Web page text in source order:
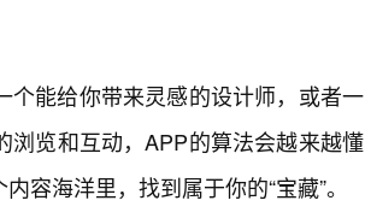
能给你带来灵感的设计师，或者一
览和互动，APP的算法会越来越懂
容海洋里，找到属于你的“宝藏”。